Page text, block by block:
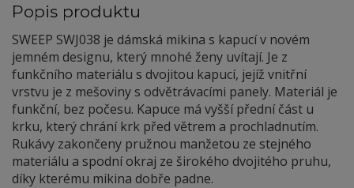
Popis produktu
SWEEP SWJ038 je dámská mikina s kapucí v novém
jemném designu, který mnohé ženy uvítají. Je z
funkčního materiálu s dvojitou kapucí, jejíž vnitřní
vrstvu je z mešoviny s odvětrávacími panely. Materiál je
funkční, bez počesu. Kapuce má vyšší přední část u
krku, který chrání krk před větrem a prochladnutím.
Rukávy zakončeny pružnou manžetou ze stejného
materiálu a spodní okraj ze širokého dvojitého pruhu,
díky kterému mikina dobře padne.